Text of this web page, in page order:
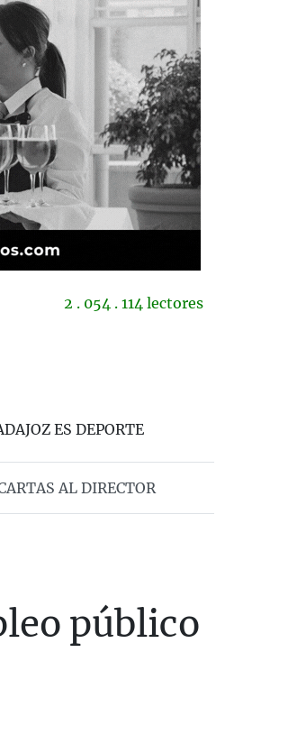
2 . 054 . 114 lectores
ES DEPORTE
AL DIRECTOR
público